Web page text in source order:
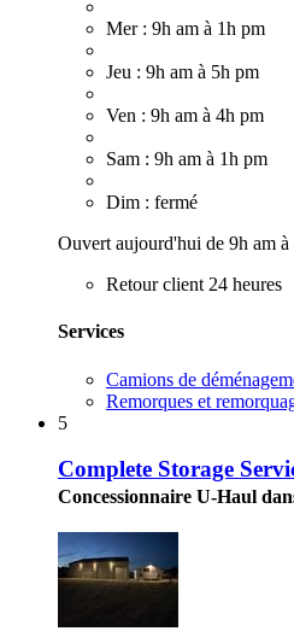
Mer : 9h am à 1h pm
Jeu : 9h am à 5h pm
Ven : 9h am à 4h pm
Sam : 9h am à 1h pm
Dim : fermé
Ouvert aujourd'hui de 9h am à
Retour client 24 heures
Services
Camions de
Remorques et
5
Complete Storage
Concessionnaire U-Haul